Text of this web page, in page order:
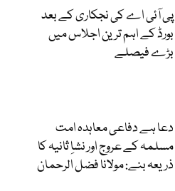
پی آئی اے کی نجکاری کے بعد
بورڈ کے اہم ترین اجلاس میں
بڑے فیصلے
دعا ہے دفاعی معاہدہ امت
مسلمہ کے عروج اور نشاِ ثانیہ کا
ذریعہ بنے: مولانا فضل الرحمان